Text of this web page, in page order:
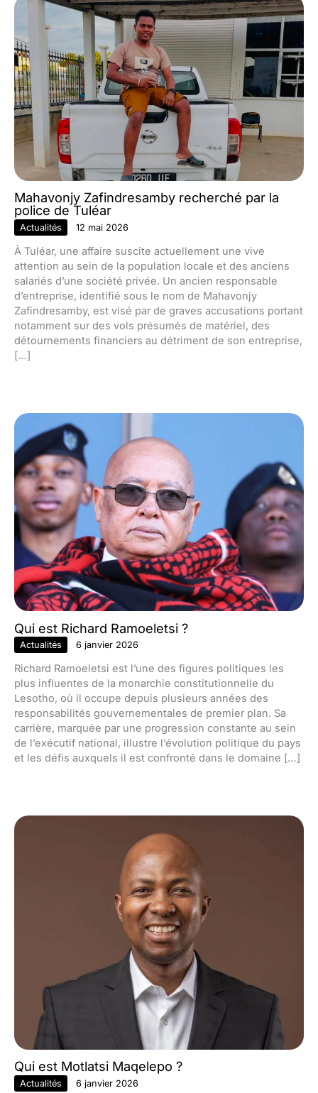
Mahavonjy Zafindresamby recherché par la
police de Tuléar
Actualités 12 mai 2026
À Tuléar, une affaire suscite actuellement une vive
attention au sein de la population locale et des anciens
salariés d’une société privée. Un ancien responsable
d’entreprise, identifié sous le nom de Mahavonjy
Zafindresamby, est visé par de graves accusations portant
notamment sur des vols présumés de matériel, des
détournements financiers au détriment de son entreprise,
[…]
Qui est Richard Ramoeletsi ?
Actualités 6 janvier 2026
Richard Ramoeletsi est l’une des figures politiques les
plus influentes de la monarchie constitutionnelle du
Lesotho, où il occupe depuis plusieurs années des
responsabilités gouvernementales de premier plan. Sa
carrière, marquée par une progression constante au sein
de l’exécutif national, illustre l’évolution politique du pays
et les défis auxquels il est confronté dans le domaine […]
Qui est Motlatsi Maqelepo ?
Actualités 6 janvier 2026